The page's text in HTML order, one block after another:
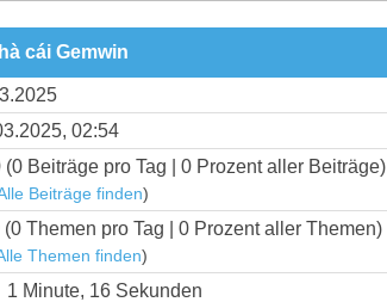
cái Gemwin
02:54
(0 Beiträge pro Tag | 0 Prozent aller Beiträge)
Beiträge finden)
(0 Themen pro Tag | 0 Prozent aller Themen)
Themen finden)
1 Minute, 16 Sekunden